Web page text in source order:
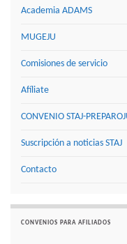
Academia ADAMS
MUGEJU
Comisiones de servicio
Afíliate
CONVENIO STAJ-
Suscripción a noticias STAJ
Contacto
CONVENIOS PARA AFILIADOS